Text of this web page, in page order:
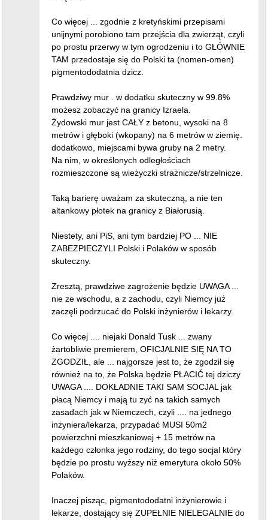
Co więcej ... zgodnie z kretyńskimi przepisami
unijnymi porobiono tam przejścia dla zwierząt, czyli
po prostu przerwy w tym ogrodzeniu i to GŁÓWNIE
TAM przedostaje się do Polski ta (nomen-omen)
pigmentododatnia dzicz.
Prawdziwy mur . w dodatku skuteczny w 99.8%
możesz zobaczyć na granicy Izraela.
Żydowski mur jest CAŁY z betonu, wysoki na 8
metrów i głęboki (wkopany) na 6 metrów w ziemię.
dodatkowo, miejscami bywa gruby na 2 metry.
Na nim, w określonych odległościach
rozmieszczone są wieżyczki strażnicze/strzelnicze.
Taką barierę uważam za skuteczną, a nie ten
altankowy płotek na granicy z Białorusią.
Niestety, ani PiS, ani tym bardziej PO ... NIE
ZABEZPIECZYLI Polski i Polaków w sposób
skuteczny.
Zresztą, prawdziwe zagrożenie będzie UWAGA ...
nie ze wschodu, a z zachodu, czyli Niemcy już
zaczęli podrzucać do Polski inżynierów i lekarzy.
Co więcej .... niejaki Donald Tusk ... zwany
żartobliwie premierem, OFICJALNIE SIĘ NA TO
ZGODZIŁ, ale ... najgorsze jest to, że zgodził się
również na to, że Polska będzie PŁACIĆ tej dziczy
UWAGA .... DOKŁADNIE TAKI SAM SOCJAL jak
płacą Niemcy i mają tu zyć na takich samych
zasadach jak w Niemczech, czyli .... na jednego
inżyniera/lekarza, przypadać MUSI 50m2
powierzchni mieszkaniowej + 15 metrów na
każdego członka jego rodziny, do tego socjal który
będzie po prostu wyższy niż emerytura około 50%
Polaków.
Inaczej pisząc, pigmentododatni inżynierowie i
lekarze, dostający się ZUPEŁNIE NIELEGALNIE do